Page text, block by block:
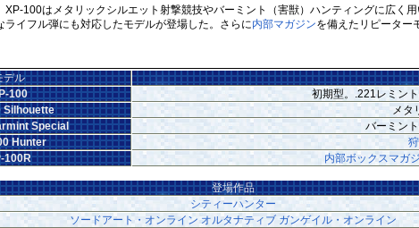
100はメタリックシルエット射撃競技やバーミント（害獣）ハンティングに広く
ライフル弾にも対応したモデルが登場した。さらに内部マガジンを備えたリピーター
デル
100
初期型。.221レミン
Silhouette
メタ
Special
バーミン
Hunter
100R
内部ボックスマガ
登場作品
シティーハンター
ソードアート・オンライン オルタナティブ ガンゲイル・オンライン